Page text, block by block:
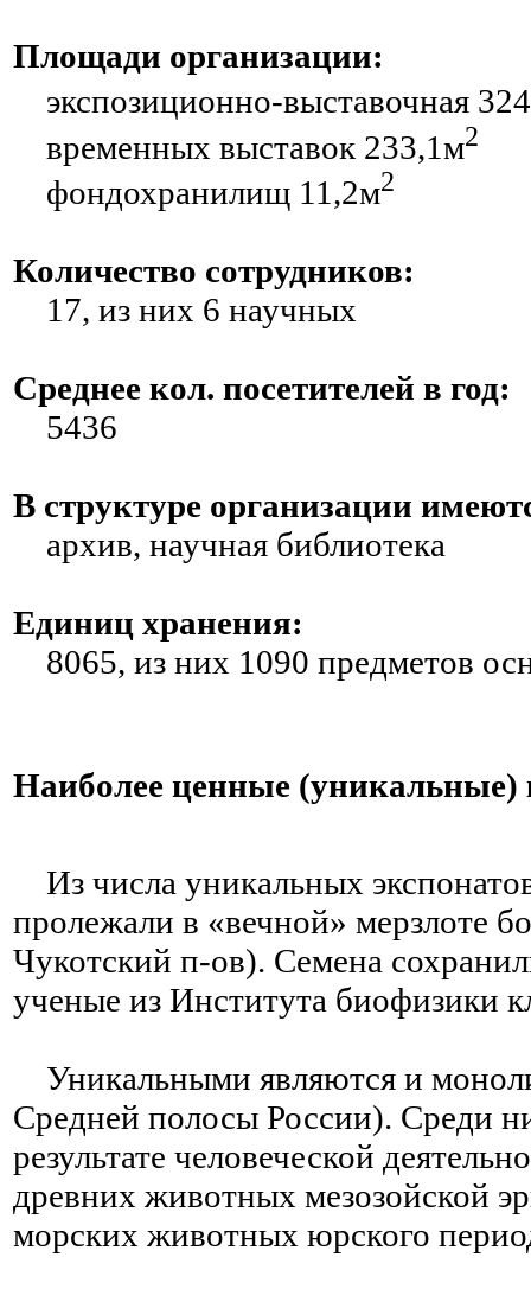
Площади организации:
экспозиционно-выставочная
временных выставок 233,1м2
фондохранилищ 11,2м2
Количество сотрудников:
17, из них 6 научных
Среднее кол. посетителей в год:
5436
В структуре организации
архив, научная библиотека
Единиц хранения:
8065, из них 1090 предметов
Наиболее ценные (уникальные)
Из числа уникальных
пролежали в «вечной» мерзлоте
Чукотский п-ов). Семена
ученые из Института биофизики
Уникальными являются и
Средней полосы России). Среди
результате человеческой
древних животных мезозойской
морских животных юрского